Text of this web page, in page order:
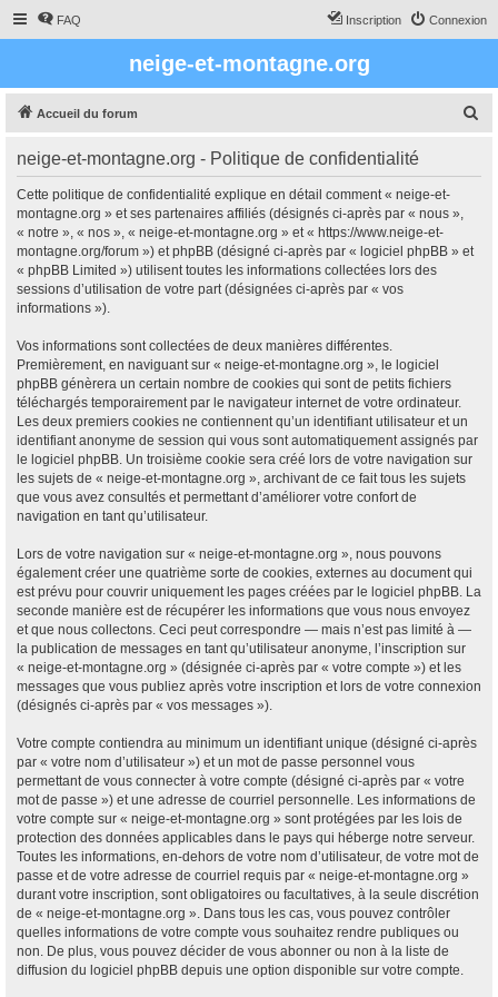
FAQ Connexion
Inscription
neige-et-montagne.org
Accueil du forum
neige-et-montagne.org - Politique de confidentialité
Cette politique de confidentialité explique en détail comment « neige-et-
montagne.org » et ses partenaires affiliés (désignés ci-après par « nous »,
« notre », « nos », « neige-et-montagne.org » et « https://www.neige-et-
montagne.org/forum ») et phpBB (désigné ci-après par « logiciel phpBB » et
« phpBB Limited ») utilisent toutes les informations collectées lors des
sessions d’utilisation de votre part (désignées ci-après par « vos
informations »).
Vos informations sont collectées de deux manières différentes.
Premièrement, en naviguant sur « neige-et-montagne.org », le logiciel
phpBB génèrera un certain nombre de cookies qui sont de petits fichiers
téléchargés temporairement par le navigateur internet de votre ordinateur.
Les deux premiers cookies ne contiennent qu’un identifiant utilisateur et un
identifiant anonyme de session qui vous sont automatiquement assignés par
le logiciel phpBB. Un troisième cookie sera créé lors de votre navigation sur
les sujets de « neige-et-montagne.org », archivant de ce fait tous les sujets
que vous avez consultés et permettant d’améliorer votre confort de
navigation en tant qu’utilisateur.
Lors de votre navigation sur « neige-et-montagne.org », nous pouvons
également créer une quatrième sorte de cookies, externes au document qui
est prévu pour couvrir uniquement les pages créées par le logiciel phpBB. La
seconde manière est de récupérer les informations que vous nous envoyez
et que nous collectons. Ceci peut correspondre — mais n’est pas limité à —
la publication de messages en tant qu’utilisateur anonyme, l’inscription sur
« neige-et-montagne.org » (désignée ci-après par « votre compte ») et les
messages que vous publiez après votre inscription et lors de votre connexion
(désignés ci-après par « vos messages »).
Votre compte contiendra au minimum un identifiant unique (désigné ci-après
par « votre nom d’utilisateur ») et un mot de passe personnel vous
permettant de vous connecter à votre compte (désigné ci-après par « votre
mot de passe ») et une adresse de courriel personnelle. Les informations de
votre compte sur « neige-et-montagne.org » sont protégées par les lois de
protection des données applicables dans le pays qui héberge notre serveur.
Toutes les informations, en-dehors de votre nom d’utilisateur, de votre mot de
passe et de votre adresse de courriel requis par « neige-et-montagne.org »
durant votre inscription, sont obligatoires ou facultatives, à la seule discrétion
de « neige-et-montagne.org ». Dans tous les cas, vous pouvez contrôler
quelles informations de votre compte vous souhaitez rendre publiques ou
non. De plus, vous pouvez décider de vous abonner ou non à la liste de
diffusion du logiciel phpBB depuis une option disponible sur votre compte.